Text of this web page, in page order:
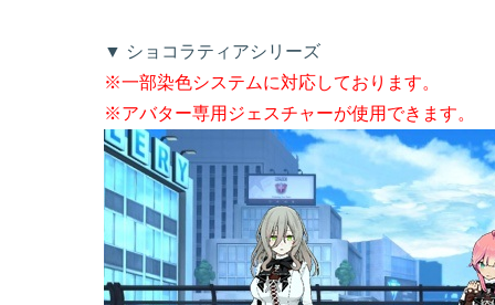
▼ ショコラティアシリーズ
※一部染色システムに対応しております。
※アバター専用ジェスチャーが使用できます。